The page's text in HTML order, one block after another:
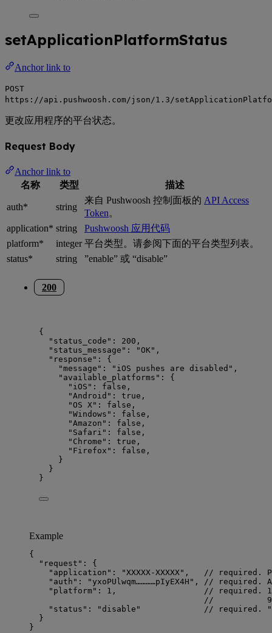
setApplicationPlatformStatus
Anchor link to
POST
https://api.pushwoosh.com/json/1.3/
更改应用程序的平台状态。
Request Body
Anchor link to
名称
类型 描述
auth* string
来自 Pushwoosh 控制面板的 API Access
Token。
application* string
Pushwoosh 应用代码
platform*
integer 平台类型。请参阅下面的平台类型列表。
status*
string ”enable” 或 “disable”
200
{
"status_code" : 200 ,
"status_message" : "OK" ,
"response" : {
"message" : " iOS pushes are disabled " ,
"available_platforms" : {
"iOS" : false ,
"Android" : true ,
"OS X" : false ,
"Windows" : false ,
"Amazon" : false ,
"Safari" : false ,
"Chrome" : true ,
"Firefox" : false ,
}
}
}
Example
{
"request" : {
"application" : "XXXXX-XXXXX" , // required.
"auth" : " yxoPUlwqm…………pIyEX4H " , // required.
"platform" : 1 , // required. 1
//           9 —
"status" : "disable "
// required.
}
}